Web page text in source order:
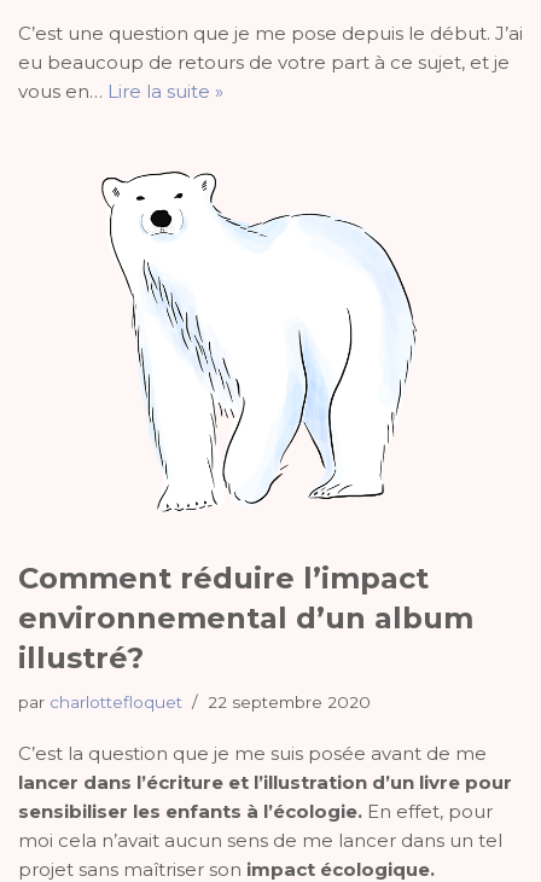
C’est une question que je me pose depuis le début. J’ai
eu beaucoup de retours de votre part à ce sujet, et je
vous en… Lire la suite »
Comment réduire l’impact
environnemental d’un album
illustré?
par charlottefloquet 22 septembre 2020
C’est la question que je me suis posée avant de me
lancer dans l’écriture et l’illustration d’un livre pour
sensibiliser les enfants à l’écologie. En effet, pour
moi cela n’avait aucun sens de me lancer dans un tel
projet sans maîtriser son impact écologique.